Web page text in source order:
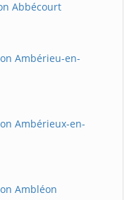
Abbécourt
Ambérieu-en-
Ambérieux-en-
Ambléon